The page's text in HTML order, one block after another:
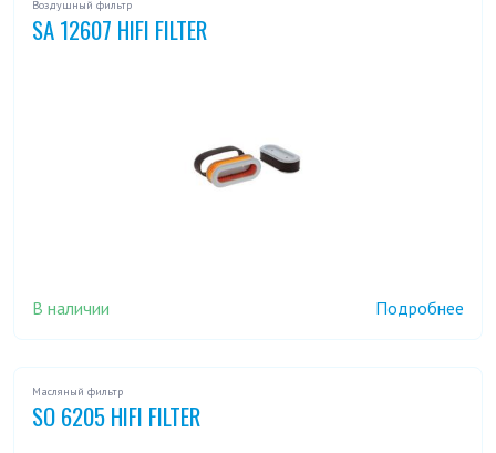
Воздушный фильтр
SA 12607 HIFI FILTER
В наличии Подробнее
Масляный фильтр
SO 6205 HIFI FILTER